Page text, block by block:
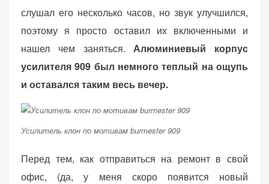
слушал его несколько часов, но звук улучшился,
поэтому я просто оставил их включенными и
нашел чем заняться. Алюминиевый корпус
усилителя 909 был немного теплый на ощупь
и оставался таким весь вечер.
Усилитель клон по мотивам burmester 909
Перед тем, как отправиться на ремонт в свой
офис, (да, у меня скоро появится новый